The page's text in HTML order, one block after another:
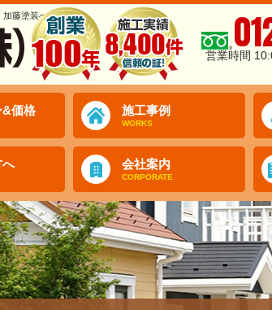
加藤塗装へ
営業時間
&価格 施工事例
WORKS
へ 会社案内
CORPORATE